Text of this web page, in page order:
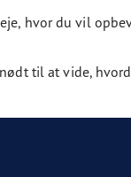
hvor du vil
til at vide,